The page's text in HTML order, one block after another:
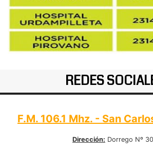
REDES
F.M. 106.1 Mhz. - San
Dirección: Dorrego Nº